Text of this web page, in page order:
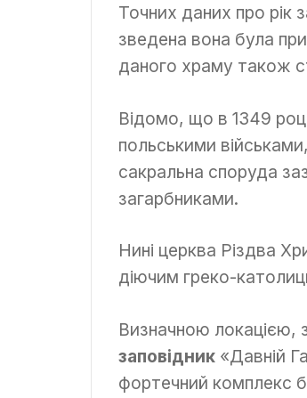
Точних даних про рік
зведена вона була
даного храму також
Відомо, що в 1349
польськими
сакральна споруда
загарбниками.
Нині церква Різдва
діючим греко-
Визначною локацією,
заповідник «Давній
фортечний комплекс